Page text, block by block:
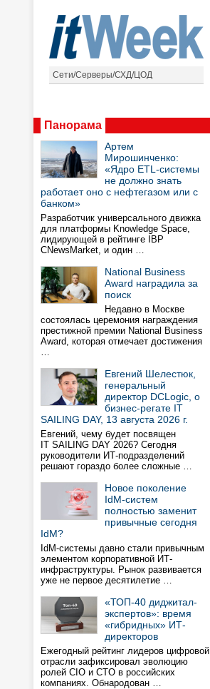
Сети/Серверы/СХД/ЦОД
Панорама
Артем
Мирошинченко:
«Ядро ETL-системы
не должно знать
работает оно с нефтегазом или с
банком»
Разработчик универсального движка
для платформы Knowledge Space,
лидирующей в рейтинге IBP
CNewsMarket, и один …
National Business
Award наградила за
поиск
Недавно в Москве
состоялась церемония награждения
престижной премии National Business
Award, которая отмечает достижения
…
Евгений Шелестюк,
генеральный
директор DCLogic, о
бизнес-регате IT
SAILING DAY, 13 августа 2026 г.
Евгений, чему будет посвящен
IT SAILING DAY 2026? Сегодня
руководители ИТ-подразделений
решают гораздо более сложные …
Новое поколение
IdM-систем
полностью заменит
привычные сегодня
IdM?
IdM-системы давно стали привычным
элементом корпоративной ИТ-
инфраструктуры. Рынок развивается
уже не первое десятилетие …
«ТОП-40 диджитал-
экспертов»: время
«гибридных» ИТ-
директоров
Ежегодный рейтинг лидеров цифровой
отрасли зафиксировал эволюцию
ролей CIO и CTO в российских
компаниях. Обнародован …